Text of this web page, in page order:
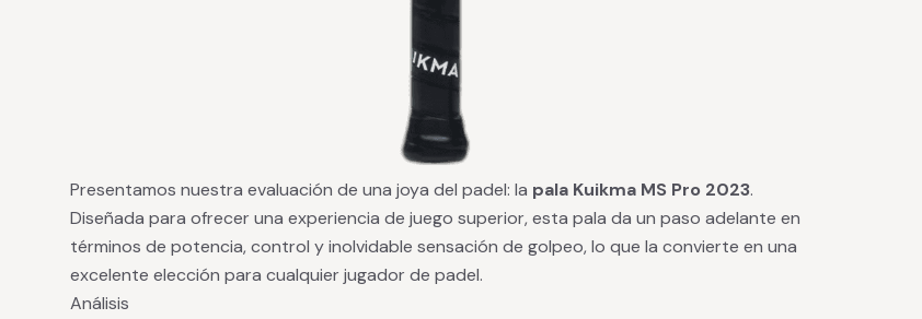
Presentamos nuestra evaluación de una joya del padel: la pala Kuikma MS Pro 2023.
Diseñada para ofrecer una experiencia de juego superior, esta pala da un paso adelante en
términos de potencia, control y inolvidable sensación de golpeo, lo que la convierte en una
excelente elección para cualquier jugador de padel.
Análisis